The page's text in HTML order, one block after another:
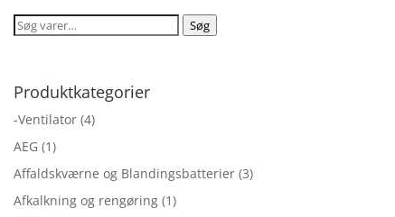
Søg
Søg
Produktkategorier
-Ventilator (4)
AEG (1)
Affaldskværne og Blandingsbatterier (3)
Afkalkning og rengøring (1)